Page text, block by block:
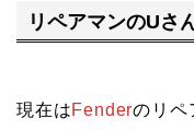
リペアマンのUさ
現在はFenderのリペ